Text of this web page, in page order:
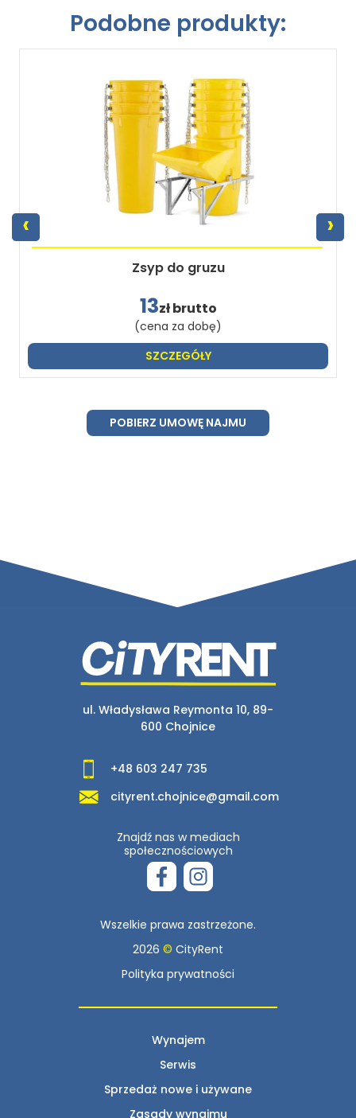
Podobne produkty:
Zsyp do gruzu
13zł brutto
(cena za dobę)
SZCZEGÓŁY
‹ ›
POBIERZ UMOWĘ NAJMU
ul. Władysława Reymonta 10, 89-
600 Chojnice
+48 603 247 735
cityrent.chojnice@gmail.com
Znajdź nas w mediach
społecznościowych
Wszelkie prawa zastrzeżone.
2026 © CityRent
Polityka prywatności
Wynajem
Serwis
Sprzedaż nowe i używane
Zasady wynajmu